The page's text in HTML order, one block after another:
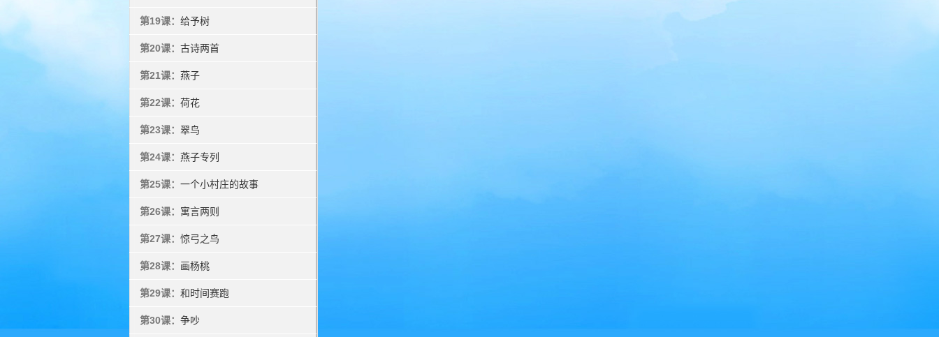
第19课： 给予树
第20课： 古诗两首
第21课： 燕子
第22课： 荷花
第23课： 翠鸟
第24课： 燕子专列
第25课： 一个小村庄的故事
第26课： 寓言两则
第27课： 惊弓之鸟
第28课： 画杨桃
第29课： 和时间赛跑
第30课： 争吵